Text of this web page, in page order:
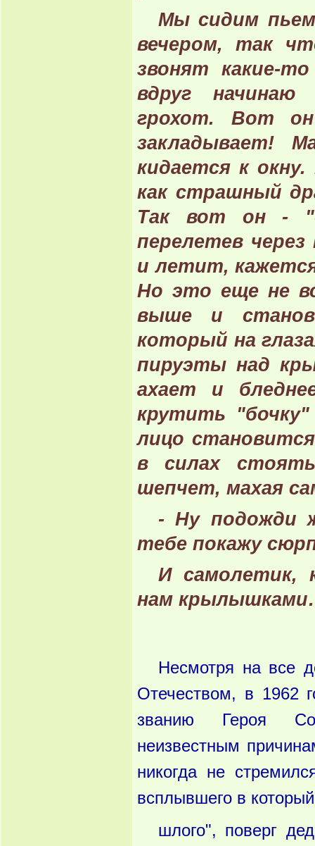
Мы сидим пьем
вечером, так
звонят какие-
вдруг
грохот. Вот
закладывает!
кидается к
как страшный
Так вот он -
перелетев
и летит,
Но это еще не
выше и
который на
пируэты над
ахает и
крутить
лицо
в силах
шепчет, махая
- Ну подожди
тебе покажу
И самолетик,
нам
Несмотря на все
Отечеством, в 1962
званию Героя
неизвестным
никогда не
всплывшего в
шлого", поверг